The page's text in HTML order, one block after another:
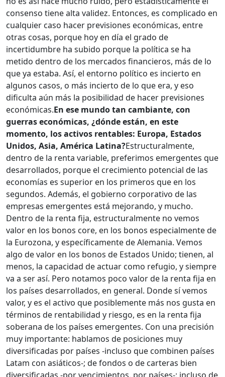
consenso tiene alta validez. Entonces, es complicado en
cualquier caso hacer previsiones económicas, entre
otras cosas, porque hoy en día el grado de
incertidumbre ha subido porque la política se ha
metido dentro de los mercados financieros, más de lo
que ya estaba. Así, el entorno político es incierto en
algunos casos, o más incierto de lo que era, y eso
dificulta aún más la posibilidad de hacer previsiones
económicas.En ese mundo tan cambiante, con
guerras económicas, ¿dónde están, en este
momento, los activos rentables: Europa, Estados
Unidos, Asia, América Latina?Estructuralmente,
dentro de la renta variable, preferimos emergentes que
desarrollados, porque el crecimiento potencial de las
economías es superior en los primeros que en los
segundos. Además, el gobierno corporativo de las
empresas emergentes está mejorando, y mucho.
Dentro de la renta fija, estructuralmente no vemos
valor en los bonos core, en los bonos especialmente de
la Eurozona, y específicamente de Alemania. Vemos
algo de valor en los bonos de Estados Unido; tienen, al
menos, la capacidad de actuar como refugio, y siempre
va a ser así. Pero notamos poco valor de la renta fija en
los países desarrollados, en general. Donde sí vemos
valor, y es el activo que posiblemente más nos gusta en
términos de rentabilidad y riesgo, es en la renta fija
soberana de los países emergentes. Con una precisión
muy importante: hablamos de posiciones muy
diversificadas por países -incluso que combinen países
Latam con asiáticos-; de fondos o de carteras bien